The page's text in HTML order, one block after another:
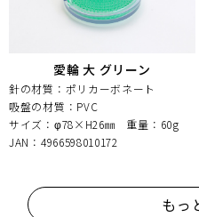
愛輪 大 グリーン
針の材質：ポリカーボネート
吸盤の材質：PVC
サイズ：φ78×H26㎜
重量：60g
JAN：4966598010172
もっ